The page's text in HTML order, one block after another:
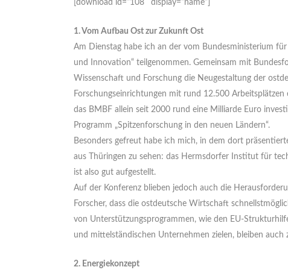
[download id=“108″ display=“name“]
1. Vom Aufbau Ost zur Zukunft Ost
Am Dienstag habe ich an der vom Bundesministerium
und Innovation“ teilgenommen. Gemeinsam mit
Wissenschaft und Forschung die Neugestaltung der
Forschungseinrichtungen mit rund 12.500
das BMBF allein seit 2000 rund eine Milliarde Euro
Programm „Spitzenforschung in den neuen Ländern“.
Besonders gefreut habe ich mich, in dem dort
aus Thüringen zu sehen: das Hermsdorfer Institut für
ist also gut aufgestellt.
Auf der Konferenz blieben jedoch auch die
Forscher, dass die ostdeutsche Wirtschaft
von Unterstützungsprogrammen, wie den EU-
und mittelständischen Unternehmen zielen, bleiben
2. Energiekonzept